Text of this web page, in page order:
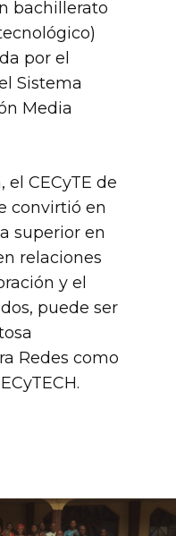
bachillerato
por el
Sistema
Media
el CECyTE de
convirtió en
superior en
relaciones
y el
puede ser
Redes como